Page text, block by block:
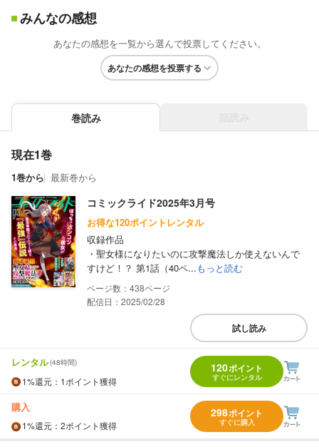
みんなの感想
あなたの感想を一覧から選んで投票してください。
あなたの感想を投票する
巻読み
現在1巻
1巻から 最新巻から
コミックライド2025年3月号
お得な120ポイントレンタル
収録作品
・聖女様になりたいのに攻撃魔法しか使えないんで
すけど！？ 第1話（40ペ...もっと読む
438
配信日：2025/02/28
試し読み
レンタル(48時間)
1%還元 ：1ポイント獲得
120ポイント
すぐにレンタル
購入
1%還元 ：2ポイント獲得
298ポイント
すぐに購入